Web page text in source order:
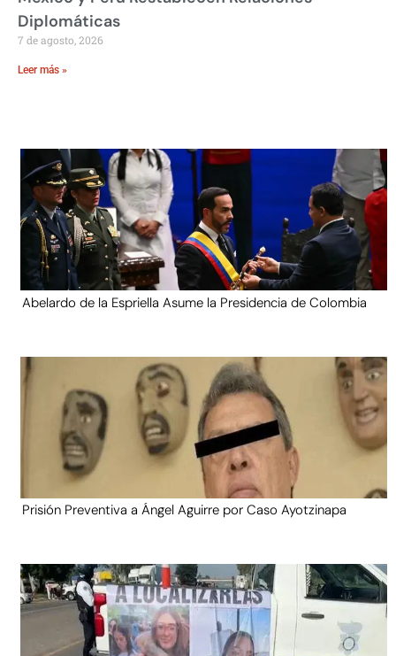
Diplomáticas
7 de agosto, 2026
Leer más »
Abelardo de la Espriella Asume la Presidencia de Colombia
Prisión Preventiva a Ángel Aguirre por Caso Ayotzinapa